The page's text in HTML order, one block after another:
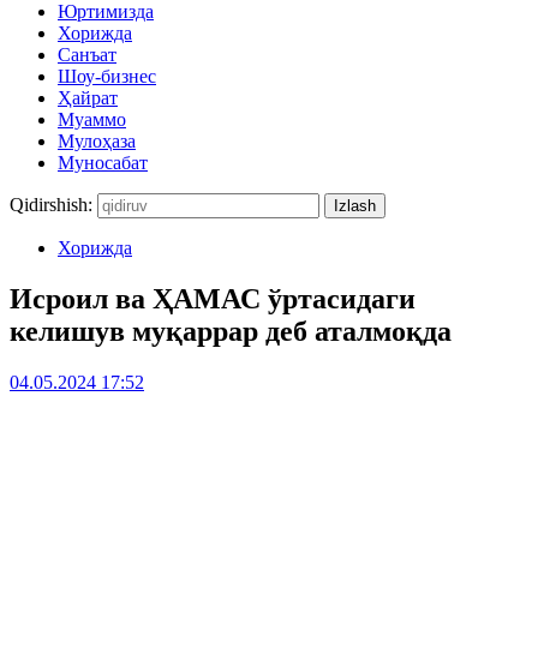
Юртимизда
Хорижда
Санъат
Шоу-бизнес
Ҳайрат
Муаммо
Мулоҳаза
Муносабат
Qidirshish:
Хорижда
Исроил ва ҲАМАС ўртасидаги
келишув муқаррар деб аталмоқда
04.05.2024 17:52